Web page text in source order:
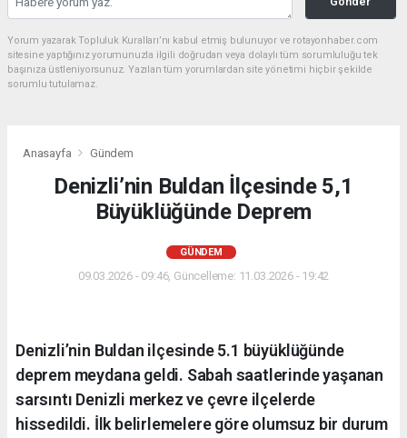
Yorum yazarak Topluluk Kuralları’nı kabul etmiş bulunuyor ve rotayonhaber.com
sitesine yaptığınız yorumunuzla ilgili doğrudan veya dolaylı tüm sorumluluğu tek
başınıza üstleniyorsunuz. Yazılan tüm yorumlardan site yönetimi hiçbir şekilde
sorumlu tutulamaz.
Anasayfa Gündem
Denizli’nin Buldan İlçesinde 5,1
Büyüklüğünde Deprem
GÜNDEM
09.03.2026 - 09:46, Güncelleme: 11.03.2026 - 19:42
Denizli’nin Buldan ilçesinde 5.1 büyüklüğünde
deprem meydana geldi. Sabah saatlerinde yaşanan
sarsıntı Denizli merkez ve çevre ilçelerde
hissedildi. İlk belirlemelere göre olumsuz bir durum